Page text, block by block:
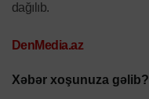
dağılıb.
DenMedia.az
Xəbər xoşunuza gəlib?